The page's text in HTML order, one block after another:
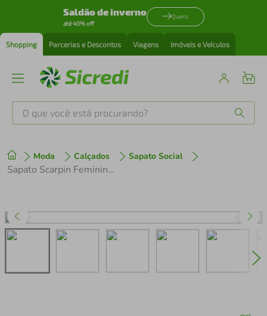
Saldão de inverno
até 40% off
Quero
Shopping Parcerias e Descontos Viagens Imóveis e Veículos
O que você está procurando?
Moda Calçados Sapato Social
Sapato Scarpin Feminino Zariff 1674001 Azul
1º tenis
perfume